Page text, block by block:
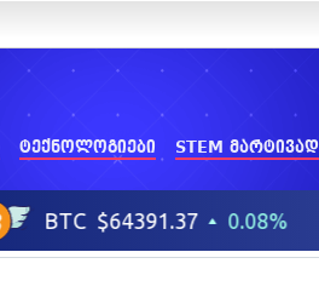
ტექნოლოგიები STEM მარტივად